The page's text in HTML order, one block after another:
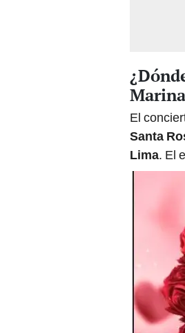
El
Santa
Lima. El